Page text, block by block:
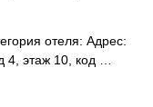
отеля: Адрес:
4, этаж 10, код …